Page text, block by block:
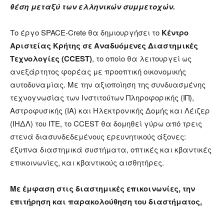
θέση μεταξύ των ελληνικών συμμετοχών.
Το έργο SPACE-Crete θα δημιουργήσει το Κέντρο
Αριστείας Κρήτης σε Αναδυόμενες Διαστημικές
Τεχνολογίες (CCEST), το οποίο θα λειτουργεί ως
ανεξάρτητος φορέας με προοπτική οικονομικής
αυτοδυναμίας. Με την αξιοποίηση της συνδυασμένης
τεχνογνωσίας των Ινστιτούτων Πληροφορικής (ΙΠ),
Αστροφυσικής (ΙΑ) και Ηλεκτρονικής Δομής και Λέιζερ
(ΙΗΔΛ) του ΙΤΕ, το CCEST θα δομηθεί γύρω από τρεις
στενά διασυνδεδεμένους ερευνητικούς άξονες:
έξυπνα διαστημικά συστήματα, οπτικές και κβαντικές
επικοινωνίες, και κβαντικούς αισθητήρες.
Με έμφαση στις διαστημικές επικοινωνίες, την
επιτήρηση και παρακολούθηση του διαστήματος,